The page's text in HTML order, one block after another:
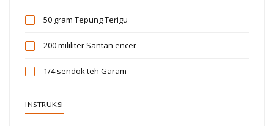
50 gram Tepung Terigu
200 mililiter Santan encer
1/4 sendok teh Garam
INSTRUKSI